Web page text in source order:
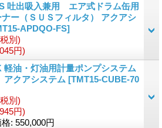
吐出吸入兼用 エア式ドラム缶用
ー（ＳＵＳフィルタ） アクアシ
APDQO-FS]
別)
円)
軽油・灯油用計量ポンプシステム
アクアシステム [TMT15-CUBE-70
別)
円)
: 550,000円